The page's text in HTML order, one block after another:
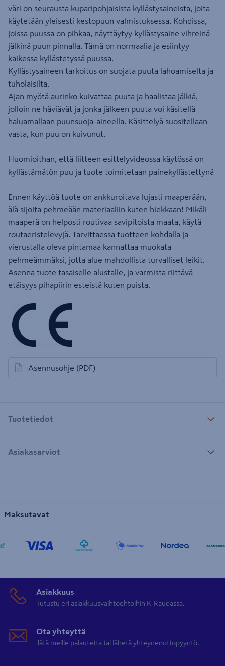
väri on seurausta kuparipohjaisista kyllästysaineista, joita
käytetään yleisesti kestopuun valmistuksessa. Kohdissa,
joissa puussa on pihkaa, näyttäytyy kyllästysaine vihreinä
jälkinä puun pinnalla. Tämä on normaalia ja esiintyy
kaikessa kyllästetyssä puussa.
Kyllästysaineen tarkoitus on suojata puuta lahoamiselta ja
tuholaisilta.
Ajan myötä aurinko kuivattaa puuta ja haalistaa jälkiä,
jolloin ne häviävät ja jonka jälkeen puuta voi käsitellä
haluamallaan puunsuoja-aineella. Käsittelyä suositellaan
vasta, kun puu on kuivunut.
Huomioithan, että liitteen esittelyvideossa käytössä on
kyllästämätön puu ja tuote toimitetaan painekyllästettynä
Ennen käyttöä tuote on ankkuroitava lujasti maaperään,
älä sijoita pehmeään materiaaliin kuten hiekkaan! Mikäli
maaperä on helposti routivaa savipitoista maata, käytä
routaeristelevyjä. Tarvittaessa tuotteen kohdalla ja
vierustalla oleva pintamaa kannattaa muokata
pehmeämmäksi, jotta alue mahdollista turvalliset leikit.
Asenna tuote tasaiselle alustalle, ja varmista riittävä
etäisyys pihapiirin esteistä kuten puista.
Asennusohje (PDF)
avautuu uuteen välilehteen
Tuotetiedot
Asiakasarviot
Maksutavat
Asiakkuus
Tutustu eri asiakkuusvaihtoehtoihin K-Raudassa.
Ota yhteyttä
Jätä meille palautetta tai lähetä yhteydenottopyyntö.